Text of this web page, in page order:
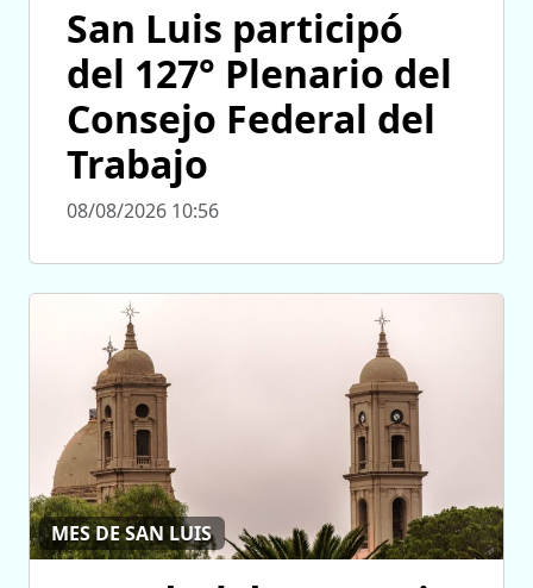
San Luis participó
del 127° Plenario del
Consejo Federal del
Trabajo
08/08/2026 10:56
MES DE SAN LUIS